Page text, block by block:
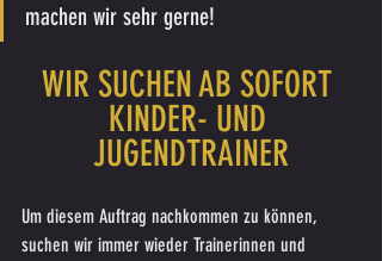
machen wir sehr gerne!
WIR SUCHEN AB SOFORT
KINDER- UND
JUGENDTRAINER
Um diesem Auftrag nachkommen zu können,
suchen wir immer wieder Trainerinnen und